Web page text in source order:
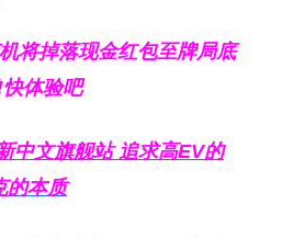
将掉落现金红包至牌局底
体验吧
中文旗舰站追求高EV的
的本质